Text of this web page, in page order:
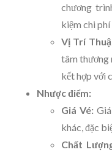
chương
kiệm chi
Vị Trí
tâm thương
kết hợp với
Nhược điểm:
Giá Vé:Giá
khác, đặc
Chất